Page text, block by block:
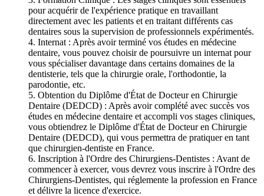
pour acquérir de l'expérience pratique en travaillant
directement avec les patients et en traitant différents cas
dentaires sous la supervision de professionnels expérimentés.
4. Internat : Après avoir terminé vos études en médecine
dentaire, vous pouvez choisir de poursuivre un internat pour
vous spécialiser davantage dans certains domaines de la
dentisterie, tels que la chirurgie orale, l'orthodontie, la
parodontie, etc.
5. Obtention du Diplôme d'État de Docteur en Chirurgie
Dentaire (DEDCD) : Après avoir complété avec succès vos
études en médecine dentaire et accompli vos stages cliniques,
vous obtiendrez le Diplôme d'État de Docteur en Chirurgie
Dentaire (DEDCD), qui vous permettra de pratiquer en tant
que chirurgien-dentiste en France.
6. Inscription à l'Ordre des Chirurgiens-Dentistes : Avant de
commencer à exercer, vous devrez vous inscrire à l'Ordre des
Chirurgiens-Dentistes, qui réglemente la profession en France
et délivre la licence d'exercice.